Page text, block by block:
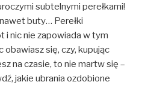
subtelnymi perełkami!
buty… Perełki
i nic nie zapowiada w tym
obawiasz się, czy, kupując
na czasie, to nie martw się –
jakie ubrania ozdobione